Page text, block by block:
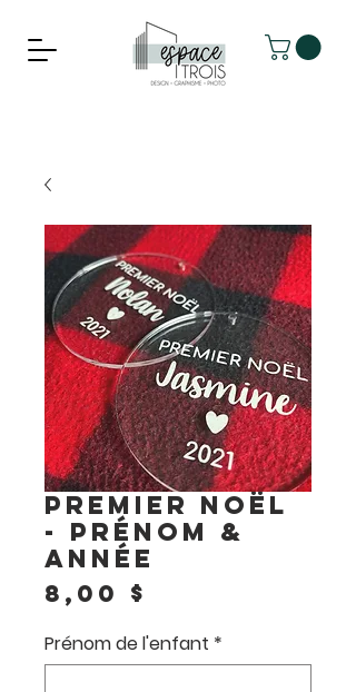
Premier Noël
- Prénom &
Année
8,00 $
Prénom de l'enfant *